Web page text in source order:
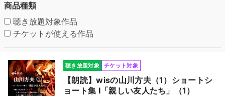
商品種類
聴き放題対象作品
チケットが使える作品
聴き放題対象 チケット対象
【朗読】wisの山川方夫（1）ショートシ
ョート集 I「親しい友人たち」（1）